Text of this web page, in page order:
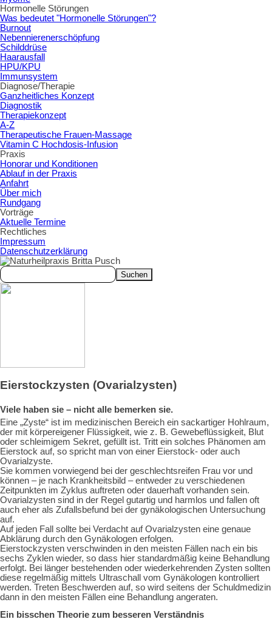
Hormonelle Störungen
Was bedeutet "Hormonelle Störungen"?
Burnout
Nebennierenerschöpfung
Schilddrüse
Haarausfall
HPU/KPU
Immunsystem
Diagnose/Therapie
Ganzheitliches Konzept
Diagnostik
Therapiekonzept
A-Z
Therapeutische Frauen-Massage
Vitamin C Hochdosis-Infusion
Praxis
Honorar und Konditionen
Ablauf in der Praxis
Anfahrt
Über mich
Rundgang
Vorträge
Aktuelle Termine
Rechtliches
Impressum
Datenschutzerklärung
Suchen
Eierstockzysten (Ovarialzysten)
Viele haben sie – nicht alle bemerken sie.
Eine „Zyste“ ist im medizinischen Bereich ein sackartiger Hohlraum,
der mit körpereigener Flüssigkeit, wie z. B. Gewebeflüssigkeit, Blut
oder schleimigem Sekret, gefüllt ist. Tritt ein solches Phänomen am
Eierstock auf, so spricht man von einer Eierstock- oder auch
Ovarialzyste.
Sie kommen vorwiegend bei der geschlechtsreifen Frau vor und
können – je nach Krankheitsbild – entweder zu verschiedenen
Zeitpunkten im Zyklus auftreten oder dauerhaft vorhanden sein.
Ovarialzysten sind in der Regel gutartig und harmlos und fallen oft
auch eher als Zufallsbefund bei der gynäkologischen Untersuchung
auf.
Auf jeden Fall sollte bei Verdacht auf Ovarialzysten eine genaue
Abklärung durch den Gynäkologen erfolgen.
Eierstockzysten verschwinden in den meisten Fällen nach ein bis
sechs Zyklen wieder, so dass hier standardmäßig keine Behandlung
erfolgt. Bei länger bestehenden oder wiederkehrenden Zysten sollten
diese regelmäßig mittels Ultraschall vom Gynäkologen kontrolliert
werden. Treten Beschwerden auf, so wird seitens der Schuldmedizin
dann in den meisten Fällen eine Behandlung angeraten.
Ein bisschen Theorie zum besseren Verständnis